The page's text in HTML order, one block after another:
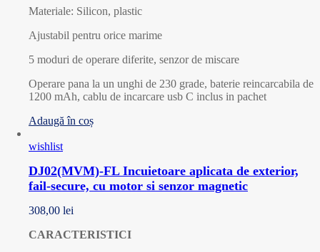
Materiale: Silicon, plastic
Ajustabil pentru orice marime
5 moduri de operare diferite, senzor de miscare
Operare pana la un unghi de 230 grade, baterie reincarcabila de
1200 mAh, cablu de incarcare usb C inclus in pachet
Adaugă în coș
wishlist
DJ02(MVM)-FL Incuietoare aplicata de exterior,
fail-secure, cu motor si senzor magnetic
308,00 lei
CARACTERISTICI